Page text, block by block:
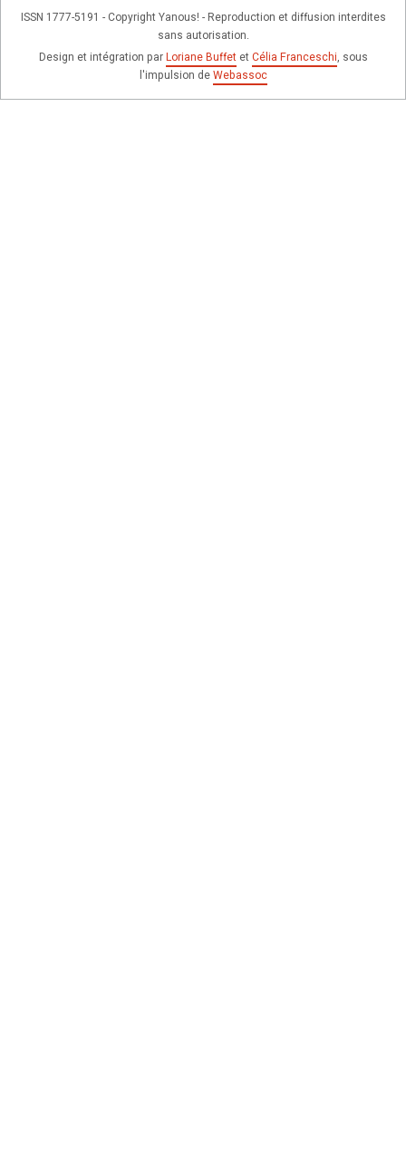
ISSN 1777-5191 - Copyright Yanous! - Reproduction et diffusion interdites
sans autorisation.
Design et intégration parLoriane Buffetet Célia Franceschi, sous
l'impulsion deWebassoc